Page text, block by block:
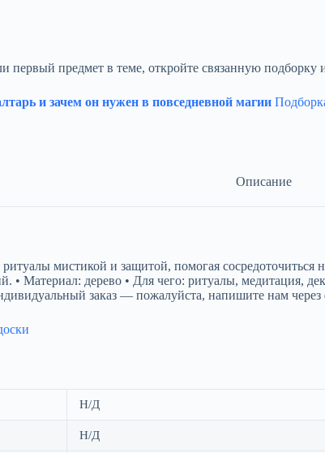
первый предмет в теме, откройте связанную подборку
и зачем он нужен в повседневной магии
Описание
мистикой и защитой, помогая
• Материал: дерево • Для чего: ритуалы, медитация,
заказ — пожалуйста, напишите нам через
Н/Д
Н/Д